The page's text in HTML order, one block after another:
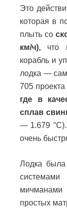
Это
которая в
плыть со
км/ч), что
корабль и
лодка —
705
где в
сплав
— 1.679 °С).
очень
Лодка
системами
простых